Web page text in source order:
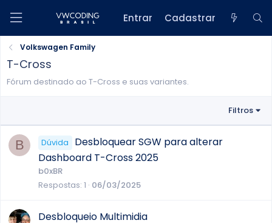
Entrar Cadastrar
Volkswagen Family
T-Cross
Fórum destinado ao T-Cross e suas variantes.
Filtros
B Dúvida
Desbloquear SGW para alterar
Dashboard T-Cross 2025
b0xBR
Respostas 1 06/03/2025
Desbloqueio Multimidia